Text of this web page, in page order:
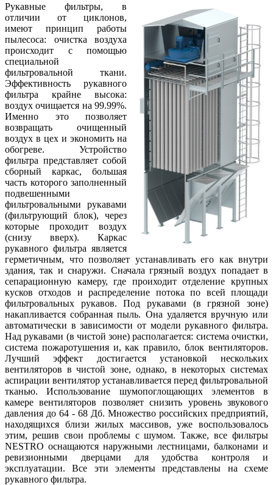
Рукавные фильтры, в
отличии от циклонов,
имеют принцип работы
пылесоса: очистка воздуха
происходит с помощью
специальной
фильтровальной ткани.
Эффективность рукавного
фильтра крайне высока:
воздух очищается на 99.99%.
Именно это позволяет
возвращать очищенный
воздух в цех и экономить на
обогреве. Устройство
фильтра представляет собой
сборный каркас, большая
часть которого заполненный
подвешенными
фильтровальными рукавами
(фильтрующий блок), через
которые проходит воздух
(снизу вверх). Каркас
рукавного фильтра является
герметичным, что позволяет устанавливать его как внутри
здания, так и снаружи. Сначала грязный воздух попадает в
сепарационную камеру, где проиходит отделение крупных
кусков отходов и распределение потока по всей площади
фильтровальных рукавов. Под рукавами (в грязной зоне)
накапливается собранная пыль. Она удаляется вручную или
автоматически в зависимости от модели рукавного фильтра.
Над рукавами (в чистой зоне) располагается: система очистки,
система пожаротушения и, как правило, блок вентиляторов.
Лучший эффект достигается установкой нескольких
вентиляторов в чистой зоне, однако, в некоторых системах
аспирации вентилятор устанавливается перед фильтровальной
тканью. Использование шумопоглощающих элементов в
камере вентиляторов позволяет снизить уровень звукового
давления до 64 - 68 Дб. Множество российских предприятий,
находящихся близи жилых массивов, уже воспользовалось
этим, решив свои проблемы с шумом. Также, все фильтры
NESTRO оснащаются наружными лестницами, балконами и
ревизионными дверцами для удобства контроля и
эксплуатации. Все эти элементы представлены на схеме
рукавного фильтра.